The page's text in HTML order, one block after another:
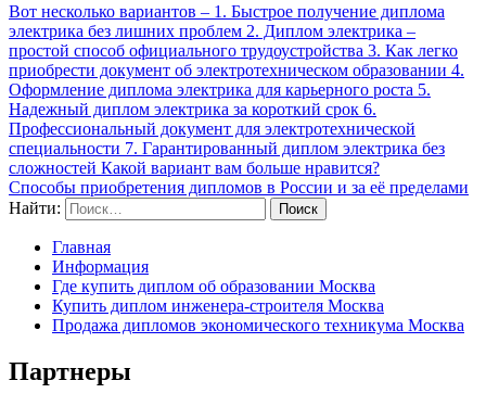
Вот несколько вариантов – 1. Быстрое получение диплома
электрика без лишних проблем 2. Диплом электрика –
простой способ официального трудоустройства 3. Как легко
приобрести документ об электротехническом образовании 4.
Оформление диплома электрика для карьерного роста 5.
Надежный диплом электрика за короткий срок 6.
Профессиональный документ для электротехнической
специальности 7. Гарантированный диплом электрика без
сложностей Какой вариант вам больше нравится?
Способы приобретения дипломов в России и за её пределами
Найти:
Главная
Информация
Где купить диплом об образовании Москва
Купить диплом инженера-строителя Москва
Продажа дипломов экономического техникума Москва
Партнеры